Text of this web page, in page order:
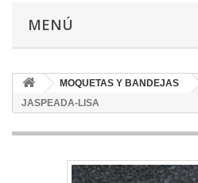
MENÚ
MOQUETAS Y BANDEJAS
JASPEADA-LISA